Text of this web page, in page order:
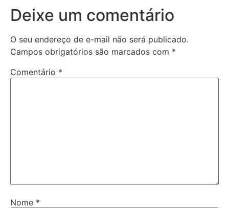
Deixe um comentário
O seu endereço de e-mail não será publicado.
Campos obrigatórios são marcados com *
Comentário *
Nome *